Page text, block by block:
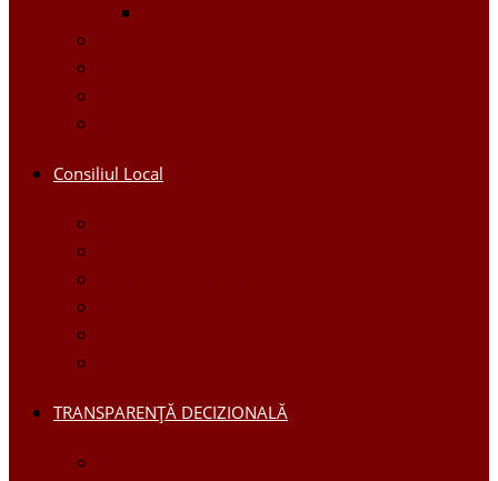
Consiliul Local
TRANSPARENȚĂ DECIZIONALĂ